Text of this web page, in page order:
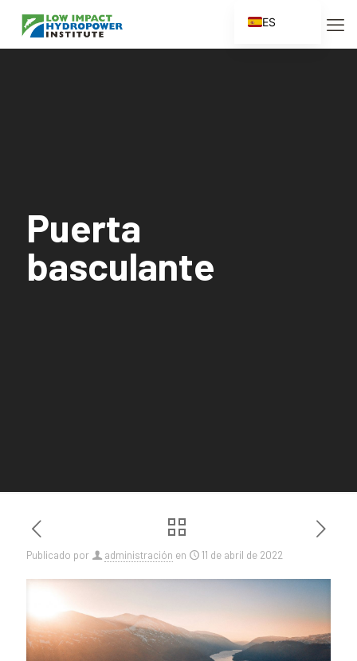
Puerta
basculante
Publicado por administración en 11 de abril de 2022
ES
EN